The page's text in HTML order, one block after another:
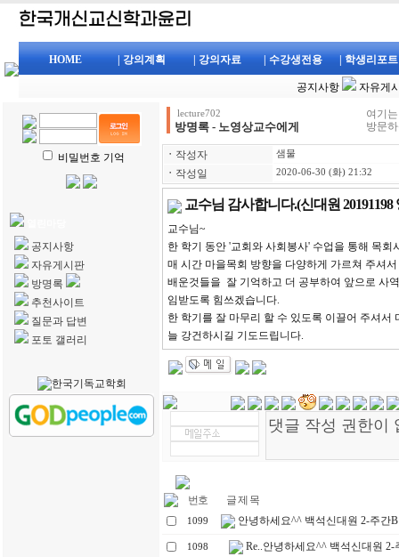
HOME | 강의계획 | 강의자료 | 수강생전용 | 학생리포트
공지사항 자유게
비밀번호 기억
열린마당
공지사항
자유게시판
방명록
추천사이트
질문과 답변
포토 갤러리
lecture702
방명록 - 노영상교수에게
여기
방문
ㆍ 작성자 샘물
ㆍ 작성일 2020-06-30 (화) 21:32
교수님 감사합니다.(신대원 20191198
교수님~
한 학기 동안 '교회와 사회봉사' 수업을 통해 목
매 시간 마을목회 방향을 다양하게 가르쳐 주셔
배운것들을 잘 기억하고 더 공부하여 앞으로 사
임받도록 힘쓰겠습니다.
한 학기를 잘 마무리 할 수 있도록 이끌어 주셔서
늘 강건하시길 기도드립니다.
번호 글 제 목
1099 안녕하세요^^ 백석신대원 2-주간
1098 Re..안녕하세요^^ 백석신대원 2-